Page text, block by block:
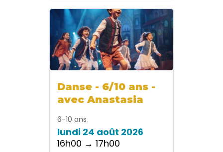
Danse - 6/10 ans -
avec Anastasia
6-10 ans
lundi 24 août 2026
16h00 → 17h00